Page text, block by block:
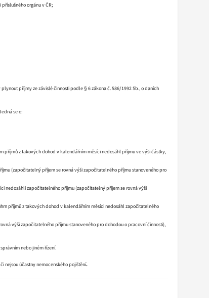
orgánu v ČR;
příjmy ze závislé činnosti podle § 6 zákona č. 586/1992 Sb., o daních
se o:
z takových dohod v kalendářním měsíci nedosáhl příjmu ve výši částky,
(započitatelný příjem se rovná výši započitatelného příjmu stanoveného pro
nedosáhli započitatelného příjmu (započitatelný příjem se rovná výši
příjmů z takových dohod v kalendářním měsíci nedosáhl započitatelného
výši započitatelného příjmu stanoveného pro dohodou o pracovní činnosti),
nebo jiném řízení.
nejsou účastny nemocenského pojištění.